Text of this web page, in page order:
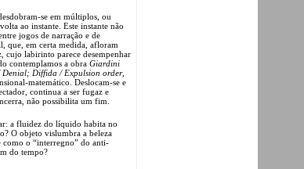
se em múltiplos, ou
ao instante. Este instante não
jogos de narração e de
que, em certa medida, afloram
cujo labirinto parece desempenhar
contemplamos a obra Giardini
Denial; Diffida / Expulsion order,
matemático. Deslocam-se e
continua a ser fugaz e
não possibilita um fim.
a fluidez do líquido habita no
O objeto vislumbra a beleza
como o “interregno” do anti-
do tempo?